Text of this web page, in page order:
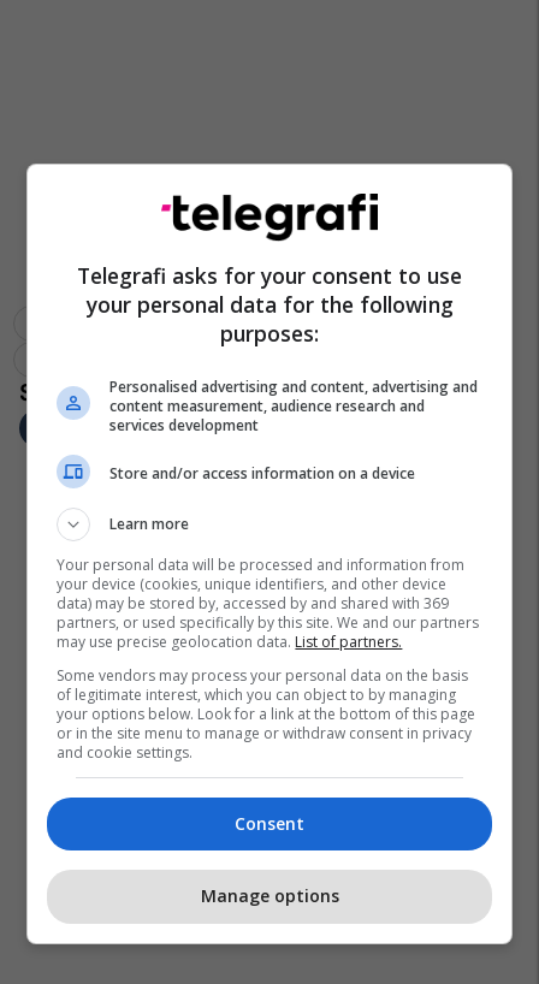
Drejtoria Për Mbrojtje Dhe Shpëtim (dmsh)-Maqedoni
Telegrafi asks for your consent to use
your personal data for the following
purposes:
Personalised advertising and content, advertising and
content measurement, audience research and
services development
Store and/or access information on a device
Learn more
Your personal data will be processed and information from
your device (cookies, unique identifiers, and other device
data) may be stored by, accessed by and shared with 369
partners, or used specifically by this site. We and our partners
may use precise geolocation data. List of partners.
Some vendors may process your personal data on the basis
of legitimate interest, which you can object to by managing
your options below. Look for a link at the bottom of this page
or in the site menu to manage or withdraw consent in privacy
and cookie settings.
Consent
Manage options